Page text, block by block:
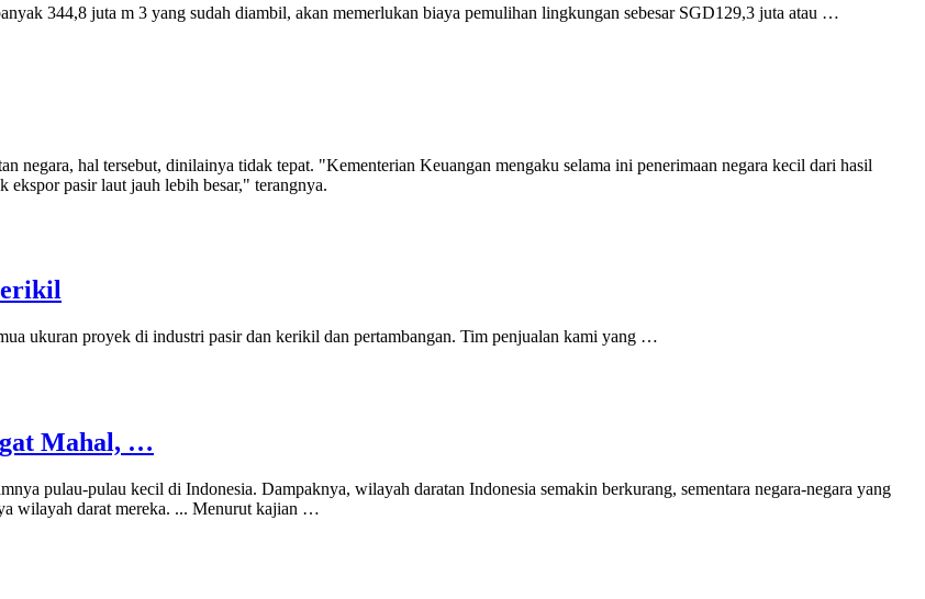
344,8 juta m 3 yang sudah diambil, akan memerlukan biaya pemulihan lingkungan sebesar SGD129,3 juta atau …
negara, hal tersebut, dinilainya tidak tepat. "Kementerian Keuangan mengaku selama ini penerimaan negara kecil dari hasil
ekspor pasir laut jauh lebih besar," terangnya.
ukuran proyek di industri pasir dan kerikil dan pertambangan. Tim penjualan kami yang …
Mahal, …
pulau-pulau kecil di Indonesia. Dampaknya, wilayah daratan Indonesia semakin berkurang, sementara negara-negara yang
wilayah darat mereka. ... Menurut kajian …